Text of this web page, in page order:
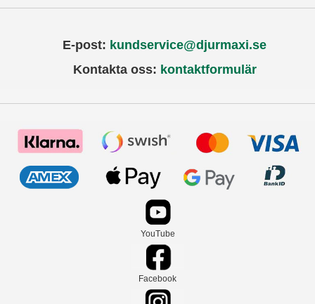
E-post: kundservice@djurmaxi.se
Kontakta oss: kontaktformulär
YouTube
Facebook